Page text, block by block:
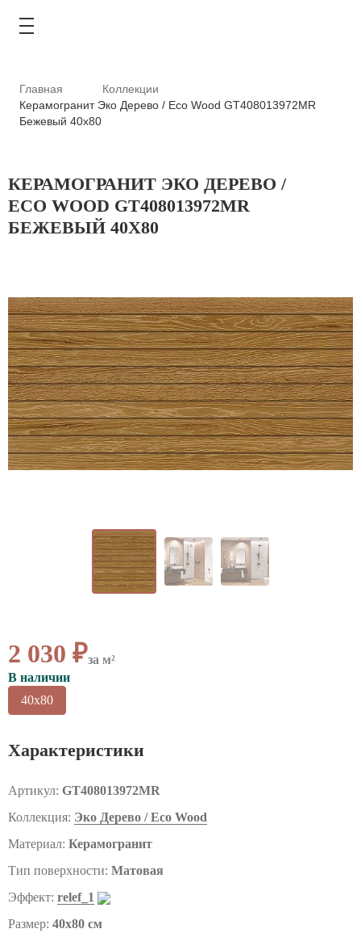
АКЦИИ
ТИПОВЫЕ РЕШЕНИЯ
ГДЕ КУПИТЬ
О КОМПАНИИ
ВАЖНОЕ
CОТРУДНИЧЕСТВО
КОНТАКТЫ
Главная
Коллекции
Керамогранит Эко Дерево / Eco Wood GT408013972MR
Бежевый 40x80
КЕРАМОГРАНИТ ЭКО ДЕРЕВО /
ECO WOOD GT408013972MR
БЕЖЕВЫЙ 40X80
2 030 ₽за м²
В наличии
40x80
Характеристики
Артикул: GT408013972MR
Коллекция: Эко Дерево / Eco Wood
Материал: Керамогранит
Тип поверхности: Матовая
Эффект: relef_1
Размер: 40x80 см